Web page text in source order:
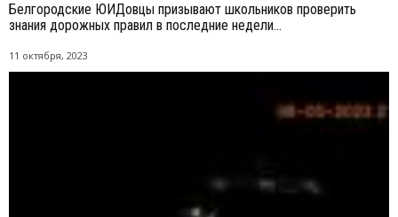
Белгородские ЮИДовцы призывают школьников проверить
знания дорожных правил в последние недели...
11 октября, 2023